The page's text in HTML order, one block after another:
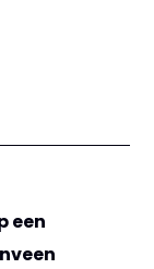
een